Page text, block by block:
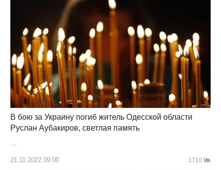
В бою за Украину погиб житель Одесской области
Руслан Аубакиров, светлая память
21.11.2022 09:00 1710